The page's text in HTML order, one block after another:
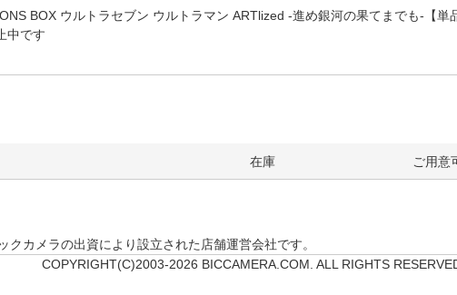
BOX ウルトラセブン ウルトラマン ARTlized -進め銀河の果てまでも-【単
中です
在庫 ご用意
カメラの出資により設立された店舗運営会社です。
COPYRIGHT(C)2003-2026 BICCAMERA.COM. ALL RIGHTS